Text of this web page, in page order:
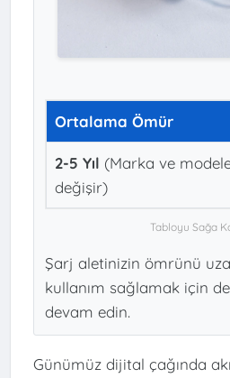
Ortalama Ömür
2-5 Yıl (Marka ve
değişir)
Şarj aletinizin ömrünü
kullanım sağlamak için
devam edin.
Günümüz dijital çağında